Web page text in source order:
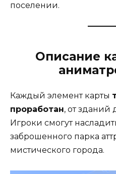
поселении.
Описание
Каждый элемент карты
проработан, от зданий
Игроки смогут
заброшенного парка
мистического города.